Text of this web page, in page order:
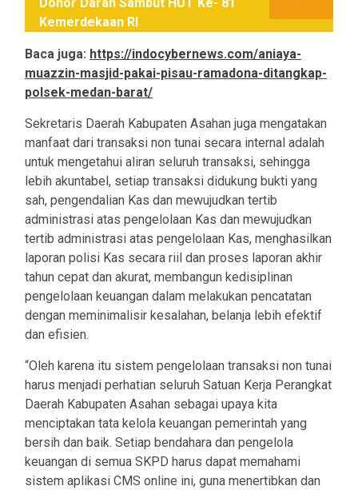
Donor Darah Sambut HUT Ke- 81
Kemerdekaan RI
Baca juga: https://indocybernews.com/aniaya-
muazzin-masjid-pakai-pisau-ramadona-ditangkap-
polsek-medan-barat/
Sekretaris Daerah Kabupaten Asahan juga mengatakan
manfaat dari transaksi non tunai secara internal adalah
untuk mengetahui aliran seluruh transaksi, sehingga
lebih akuntabel, setiap transaksi didukung bukti yang
sah, pengendalian Kas dan mewujudkan tertib
administrasi atas pengelolaan Kas dan mewujudkan
tertib administrasi atas pengelolaan Kas, menghasilkan
laporan polisi Kas secara riil dan proses laporan akhir
tahun cepat dan akurat, membangun kedisiplinan
pengelolaan keuangan dalam melakukan pencatatan
dengan meminimalisir kesalahan, belanja lebih efektif
dan efisien.
“Oleh karena itu sistem pengelolaan transaksi non tunai
harus menjadi perhatian seluruh Satuan Kerja Perangkat
Daerah Kabupaten Asahan sebagai upaya kita
menciptakan tata kelola keuangan pemerintah yang
bersih dan baik. Setiap bendahara dan pengelola
keuangan di semua SKPD harus dapat memahami
sistem aplikasi CMS online ini, guna menertibkan dan